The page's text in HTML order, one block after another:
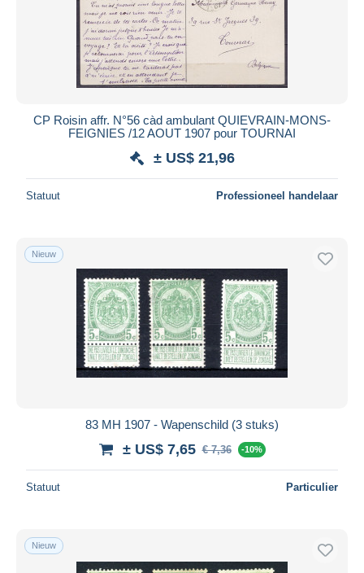
Toepassen
CP Roisin affr. N°56 càd ambulant QUIEVRAIN-MONS-
FEIGNIES /12 AOUT 1907 pour TOURNAI
± US$ 21,96
Statuut Professioneel handelaar
Nieuw
83 MH 1907 - Wapenschild (3 stuks)
± US$ 7,65 € 7,36 -10%
Statuut Particulier
Nieuw